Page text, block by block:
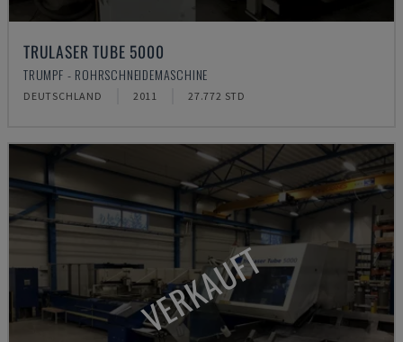
TRULASER TUBE 5000
TRUMPF - ROHRSCHNEIDEMASCHINE
DEUTSCHLAND 2011 27.772 STD
VERKAUFT